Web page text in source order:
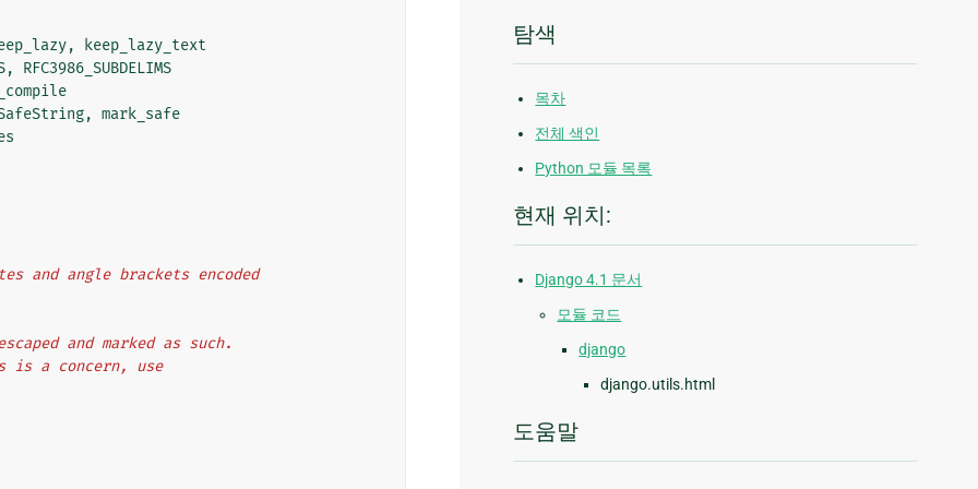
,
keep_lazy_text
,
RFC3986_SUBDELIMS
, mark_safe
and angle brackets encoded
escaped and marked as such.
is a concern, use
탐색
목차
전체 색인
Python 모듈 목록
현재 위치:
Django 4.1 문서
모듈 코드
django
django.utils.html
도움말